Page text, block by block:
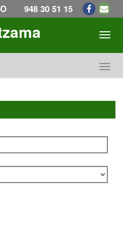
948 30 51 15